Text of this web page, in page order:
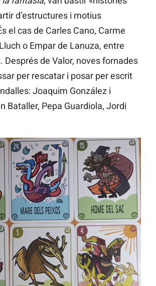
d’estructures i motius
el cas de Carles Cano, Carme
o Empar de Lanuza, entre
Després de Valor, noves fornades
per rescatar i posar per escrit
Joaquim González i
Bataller, Pepa Guardiola, Jordi